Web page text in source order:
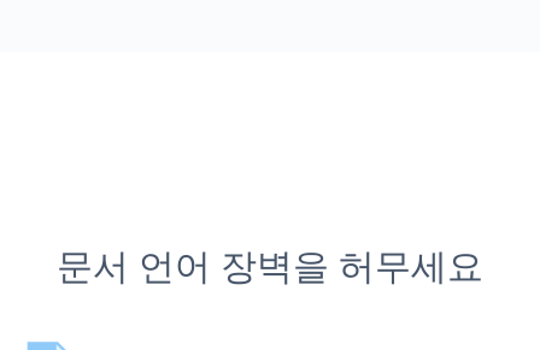
문서 언어 장벽을 허무세요